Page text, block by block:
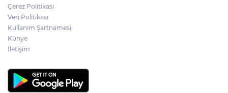
Çerez Politikası
Veri Politikası
Kullanım Şartnamesi
Künye
İletişim